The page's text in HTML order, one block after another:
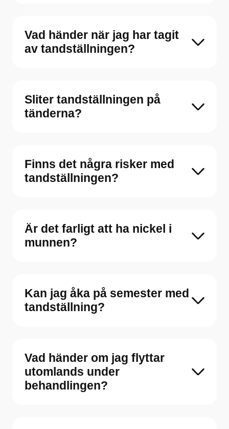
Vad händer när jag har tagit
av tandställningen?
Sliter tandställningen på
tänderna?
Finns det några risker med
tandställningen?
Är det farligt att ha nickel i
munnen?
Kan jag åka på semester med
tandställning?
Vad händer om jag flyttar
utomlands under
behandlingen?